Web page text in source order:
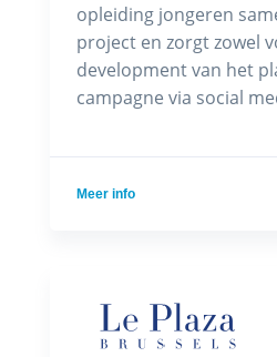
opleiding jongeren
project en zorgt zowel
development van het
campagne via social
Meer info